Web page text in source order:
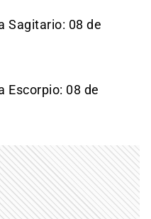
Sagitario: 08 de
Escorpio: 08 de